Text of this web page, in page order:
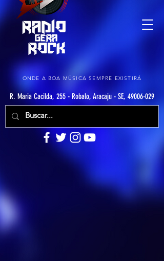
ONDE A BOA MÚSICA SEMPRE EXISTIRÁ
R. Maria Cacilda, 255 - Robalo, Aracaju - SE, 49006-029